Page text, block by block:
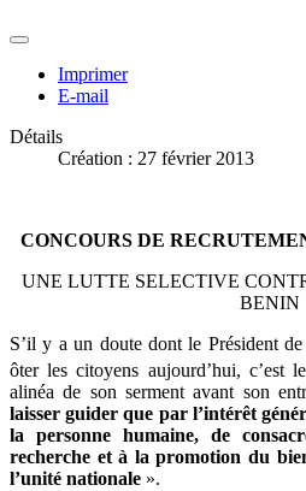
Imprimer
E-mail
Détails
Création : 27 février 2013
CONCOURS DE
UNE LUTTE SELECTIVE
BENIN
S’il y a un doute dont le Président
ôter les citoyens aujourd’hui, c’est
alinéa de son serment avant son
laisser guider que par l’intérêt
la personne humaine, de
recherche et à la promotion du
l’unité nationale ».